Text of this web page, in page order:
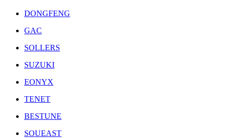
DONGFENG
GAC
SOLLERS
SUZUKI
EONYX
TENET
BESTUNE
SOUEAST